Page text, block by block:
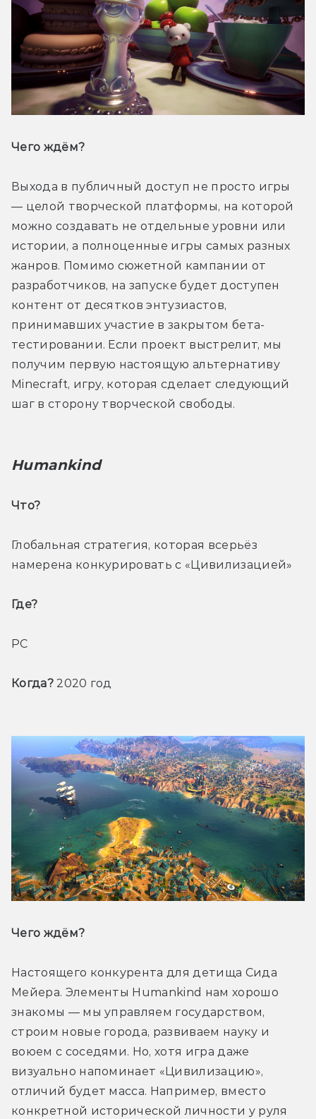
Чего ждём?
Выхода в публичный доступ не просто игры
— целой творческой платформы, на которой
можно создавать не отдельные уровни или
истории, а полноценные игры самых разных
жанров. Помимо сюжетной кампании от
разработчиков, на запуске будет доступен
контент от десятков энтузиастов,
принимавших участие в закрытом бета-
тестировании. Если проект выстрелит, мы
получим первую настоящую альтернативу
Minecraft, игру, которая сделает следующий
шаг в сторону творческой свободы.
Humankind
Что?
Глобальная стратегия, которая всерьёз
намерена конкурировать с «Цивилизацией»
Где?
PC
Когда? 2020 год
Чего ждём?
Настоящего конкурента для детища Сида
Мейера. Элементы Humankind нам хорошо
знакомы — мы управляем государством,
строим новые города, развиваем науку и
воюем с соседями. Но, хотя игра даже
визуально напоминает «Цивилизацию»,
отличий будет масса. Например, вместо
конкретной исторической личности у руля